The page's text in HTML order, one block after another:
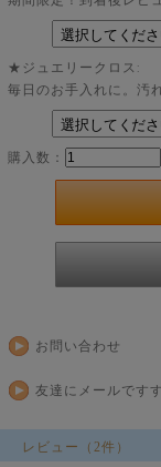
★ジュエリークロス:
毎日のお手入れに。汚
購入数：
お問い合わせ
友達にメールです
レビュー（2件）